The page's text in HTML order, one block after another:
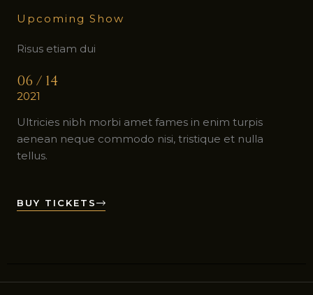
Upcoming Show
Risus etiam dui
Ultricies nibh morbi amet fames in enim turpis
aenean neque commodo nisi, tristique et nulla
tellus.
06 / 14
2021
BUY TICKETS